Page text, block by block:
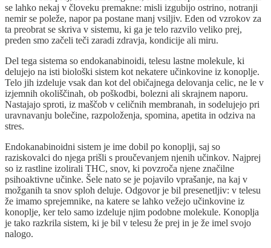
se lahko nekaj v človeku premakne: misli izgubijo ostrino, notranji
nemir se poleže, napor pa postane manj vsiljiv. Eden od vzrokov za
ta preobrat se skriva v sistemu, ki ga je telo razvilo veliko prej,
preden smo začeli teči zaradi zdravja, kondicije ali miru.
Del tega sistema so endokanabinoidi, telesu lastne molekule, ki
delujejo na isti biološki sistem kot nekatere učinkovine iz konoplje.
Telo jih izdeluje vsak dan kot del običajnega delovanja celic, ne le v
izjemnih okoliščinah, ob poškodbi, bolezni ali skrajnem naporu.
Nastajajo sproti, iz maščob v celičnih membranah, in sodelujejo pri
uravnavanju bolečine, razpoloženja, spomina, apetita in odziva na
stres.
Endokanabinoidni sistem je ime dobil po konoplji, saj so
raziskovalci do njega prišli s proučevanjem njenih učinkov. Najprej
so iz rastline izolirali THC, snov, ki povzroča njene značilne
psihoaktivne učinke. Šele nato se je pojavilo vprašanje, na kaj v
možganih ta snov sploh deluje. Odgovor je bil presenetljiv: v telesu
že imamo sprejemnike, na katere se lahko vežejo učinkovine iz
konoplje, ker telo samo izdeluje njim podobne molekule. Konoplja
je tako razkrila sistem, ki je bil v telesu že prej in je že imel svojo
nalogo.